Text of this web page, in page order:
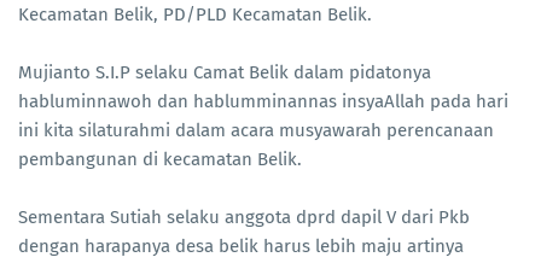
Kecamatan Belik, PD/PLD Kecamatan Belik.
Mujianto S.I.P selaku Camat Belik dalam pidatonya
habluminnawoh dan hablumminannas insyaAllah pada hari
ini kita silaturahmi dalam acara musyawarah perencanaan
pembangunan di kecamatan Belik.
Sementara Sutiah selaku anggota dprd dapil V dari Pkb
dengan harapanya desa belik harus lebih maju artinya